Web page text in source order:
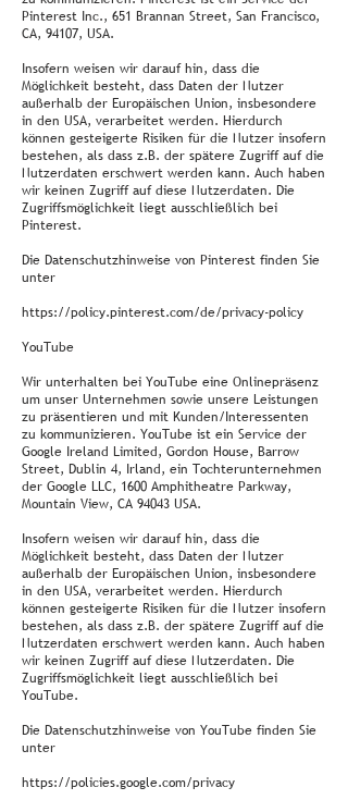
Pinterest Inc., 651 Brannan Street, San Francisco,
CA, 94107, USA.
Insofern weisen wir darauf hin, dass die
Möglichkeit besteht, dass Daten der Nutzer
außerhalb der Europäischen Union, insbesondere
in den USA, verarbeitet werden. Hierdurch
können gesteigerte Risiken für die Nutzer insofern
bestehen, als dass z.B. der spätere Zugriff auf die
Nutzerdaten erschwert werden kann. Auch haben
wir keinen Zugriff auf diese Nutzerdaten. Die
Zugriffsmöglichkeit liegt ausschließlich bei
Pinterest.
Die Datenschutzhinweise von Pinterest finden Sie
unter
https://policy.pinterest.com/de/privacy-policy
YouTube
Wir unterhalten bei YouTube eine Onlinepräsenz
um unser Unternehmen sowie unsere Leistungen
zu präsentieren und mit Kunden/Interessenten
zu kommunizieren. YouTube ist ein Service der
Google Ireland Limited, Gordon House, Barrow
Street, Dublin 4, Irland, ein Tochterunternehmen
der Google LLC, 1600 Amphitheatre Parkway,
Mountain View, CA 94043 USA.
Insofern weisen wir darauf hin, dass die
Möglichkeit besteht, dass Daten der Nutzer
außerhalb der Europäischen Union, insbesondere
in den USA, verarbeitet werden. Hierdurch
können gesteigerte Risiken für die Nutzer insofern
bestehen, als dass z.B. der spätere Zugriff auf die
Nutzerdaten erschwert werden kann. Auch haben
wir keinen Zugriff auf diese Nutzerdaten. Die
Zugriffsmöglichkeit liegt ausschließlich bei
YouTube.
Die Datenschutzhinweise von YouTube finden Sie
unter
https://policies.google.com/privacy